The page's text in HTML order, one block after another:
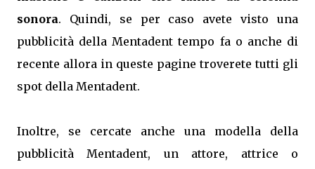
sonora. Quindi, se per caso avete visto una
pubblicità della Mentadent tempo fa o anche di
recente allora in queste pagine troverete tutti gli
spot della Mentadent.
Inoltre, se cercate anche una modella della
pubblicità Mentadent, un attore, attrice o